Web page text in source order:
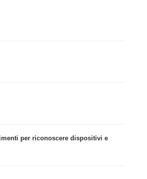
per riconoscere dispositivi e